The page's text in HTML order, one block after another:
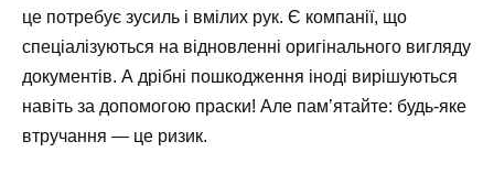
це потребує зусиль і вмілих рук. Є компанії, що
спеціалізуються на відновленні оригінального вигляду
документів. А дрібні пошкодження іноді вирішуються
навіть за допомогою праски! Але пам’ятайте: будь-яке
втручання — це ризик.